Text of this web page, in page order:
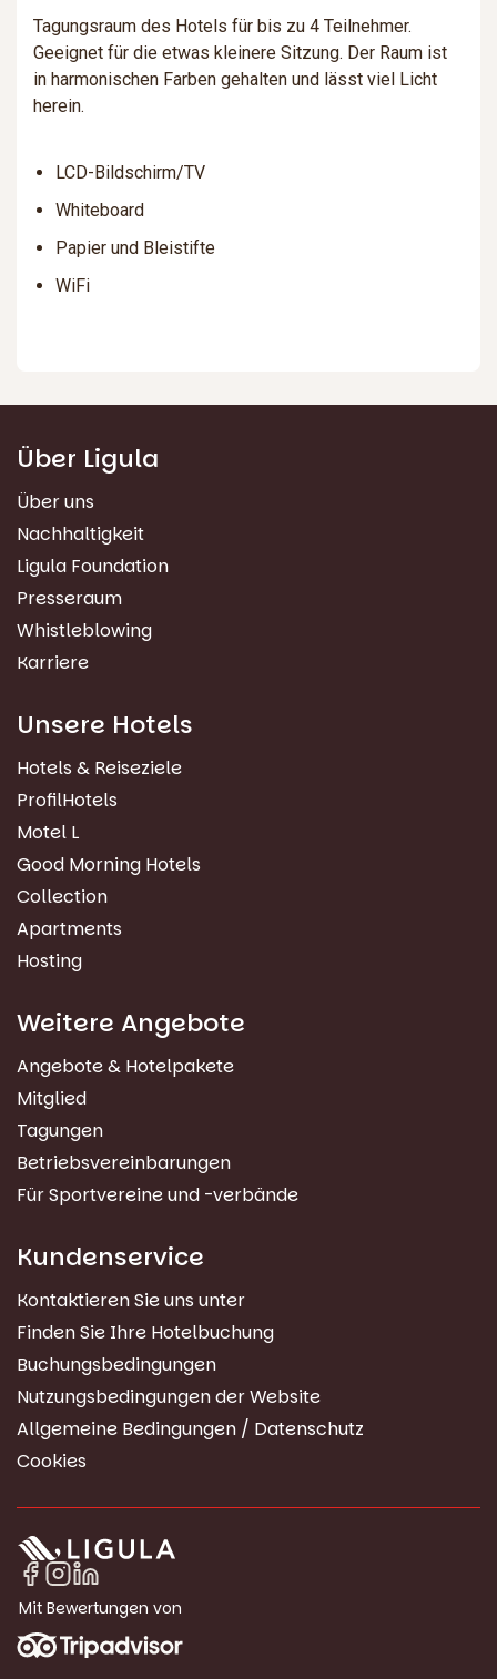
Tagungsraum des Hotels für bis zu 4 Teilnehmer.
Geeignet für die etwas kleinere Sitzung. Der Raum ist
in harmonischen Farben gehalten und lässt viel Licht
herein.
LCD-Bildschirm/TV
Whiteboard
Papier und Bleistifte
WiFi
Über Ligula
Über uns
Nachhaltigkeit
Ligula Foundation
Presseraum
Whistleblowing
Karriere
Unsere Hotels
Hotels & Reiseziele
ProfilHotels
Motel L
Good Morning Hotels
Collection
Apartments
Hosting
Weitere Angebote
Angebote & Hotelpakete
Mitglied
Tagungen
Betriebsvereinbarungen
Für Sportvereine und -verbände
Kundenservice
Kontaktieren Sie uns unter
Finden Sie Ihre Hotelbuchung
Buchungsbedingungen
Nutzungsbedingungen der Website
Allgemeine Bedingungen / Datenschutz
Cookies
Mit Bewertungen von